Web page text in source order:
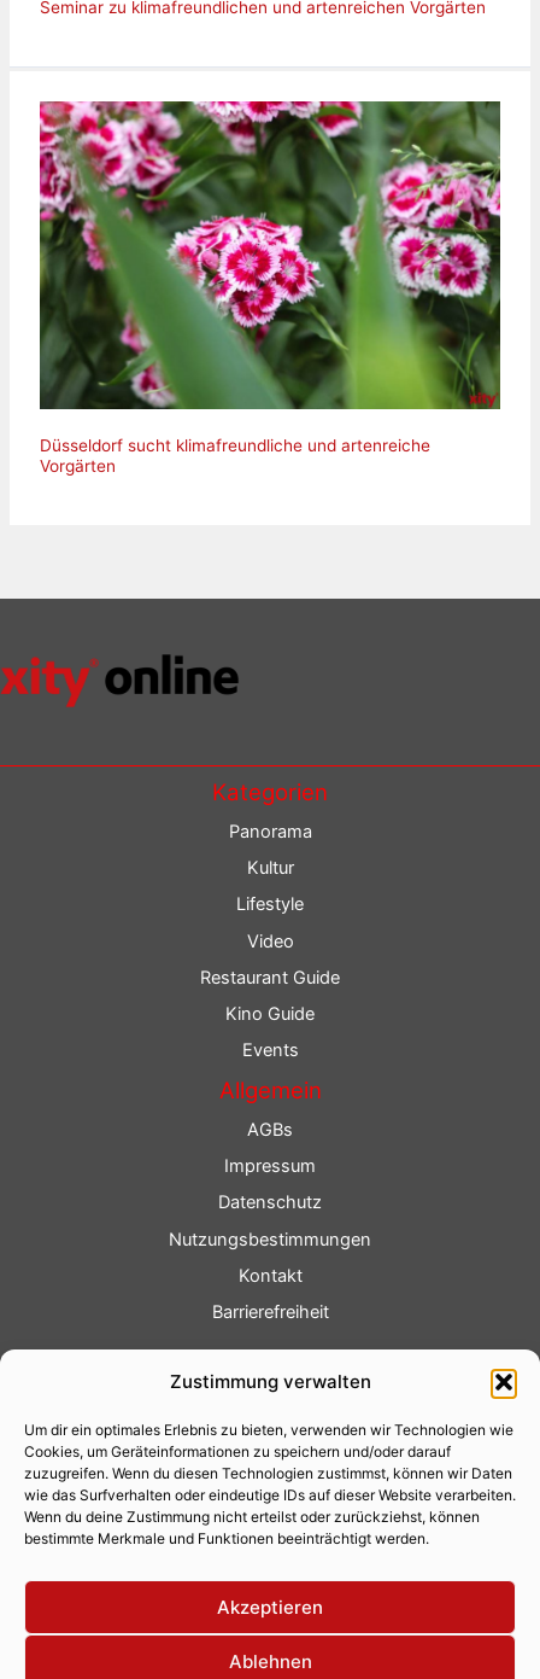
Zustimmung verwalten
Um dir ein optimales Erlebnis zu bieten, verwenden wir Technologien wie
Cookies, um Geräteinformationen zu speichern und/oder darauf
zuzugreifen. Wenn du diesen Technologien zustimmst, können wir Daten
wie das Surfverhalten oder eindeutige IDs auf dieser Website verarbeiten.
Wenn du deine Zustimmung nicht erteilst oder zurückziehst, können
bestimmte Merkmale und Funktionen beeinträchtigt werden.
Akzeptieren
Ablehnen
Seminar zu klimafreundlichen und artenreichen Vorgärten
Düsseldorf sucht klimafreundliche und artenreiche
Vorgärten
Kategorien
Panorama
Kultur
Lifestyle
Video
Restaurant Guide
Kino Guide
Events
Allgemein
AGBs
Impressum
Datenschutz
Nutzungsbestimmungen
Kontakt
Barrierefreiheit
Fotoservice
Videoservice
Werbung
Contenterstellung
Lokalnachrichten
Lokalfernsehen
Eventkalender